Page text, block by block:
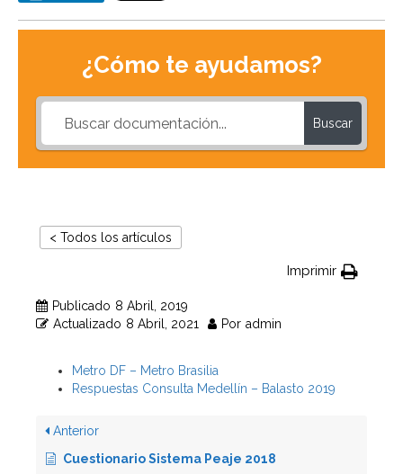
¿Cómo te ayudamos?
Buscar
< Todos los artículos
Imprimir
Publicado 8 Abril, 2019
Actualizado 8 Abril, 2021 Por admin
Metro DF – Metro Brasilia
Respuestas Consulta Medellín – Balasto 2019
Anterior
Cuestionario Sistema Peaje 2018